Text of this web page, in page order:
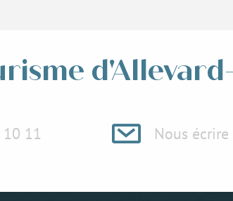
11 Nous écrire